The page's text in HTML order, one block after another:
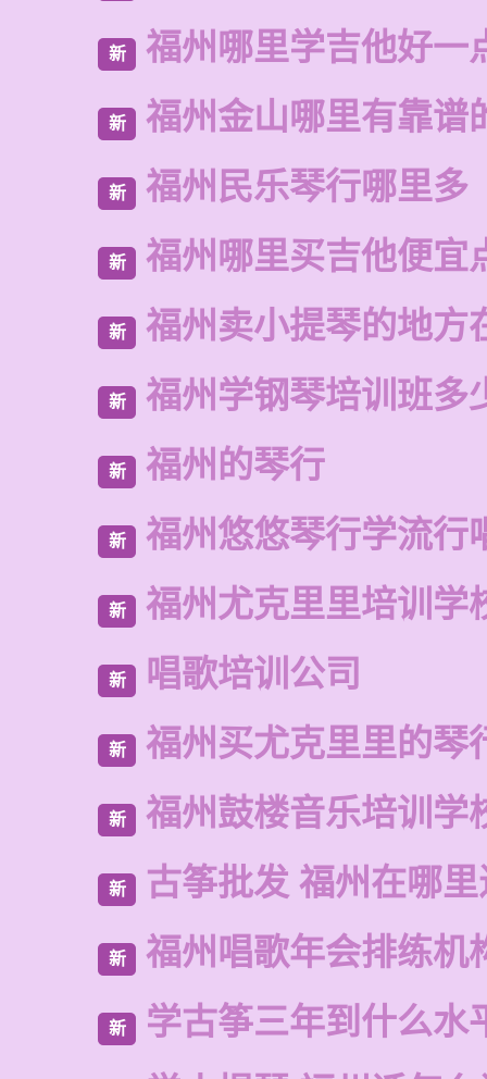
新 福州哪里学吉他好一
新 福州金山哪里有靠谱
新 福州民乐琴行哪里多
新 福州哪里买吉他便宜
新 福州卖小提琴的地方
新 福州学钢琴培训班多
新 福州的琴行
新 福州悠悠琴行学流行
新 福州尤克里里培训学
新 唱歌培训公司
新 福州买尤克里里的琴
新 福州鼓楼音乐培训学
新 古筝批发 福州在哪
新 福州唱歌年会排练机
新
学古筝三年到什么水